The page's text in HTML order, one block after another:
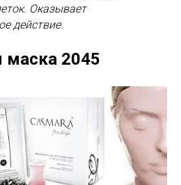
Оказывает
действие.
2045